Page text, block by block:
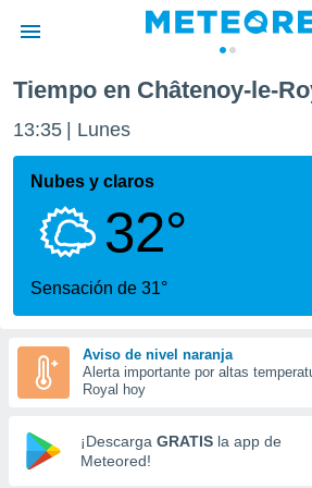
de
ha sido
calidad.
a este
las
y
forma
digital
basada
Tiempo en Châtenoy-le-
13:35 Lunes
Nubes y claros
32°
Sensación de 31°
Aviso de nivel naranja
Alerta importante por altas
Royal hoy
¡Descarga GRATIS la app de
Meteored!